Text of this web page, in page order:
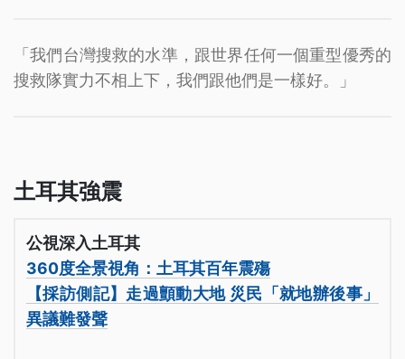
「我們台灣搜救的水準，跟世界任何一個重型優秀的
搜救隊實力不相上下，我們跟他們是一樣好。」
土耳其強震
公視深入土耳其
360度全景視角：土耳其百年震殤
【採訪側記】走過顫動大地 災民「就地辦後事」
異議難發聲